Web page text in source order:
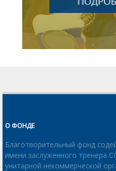
О ФОНДЕ
Благотворительный фонд
имени заслуженного тренера
унитарной некоммерческой